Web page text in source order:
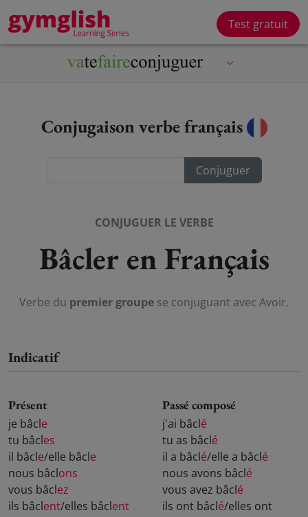
Test gratuit
Conjugaison verbe français
CONJUGUER LE VERBE
Bâcler en Français
Verbe du premier groupe se conjuguant avec Avoir.
Indicatif
Présent
je bâcle
tu bâcles
il bâcle/elle bâcle
nous bâclons
vous bâclez
ils bâclent/elles bâclent
Passé composé
j'ai bâclé
tu as bâclé
il a bâclé/elle a bâclé
nous avons bâclé
vous avez bâclé
ils ont bâclé/elles ont